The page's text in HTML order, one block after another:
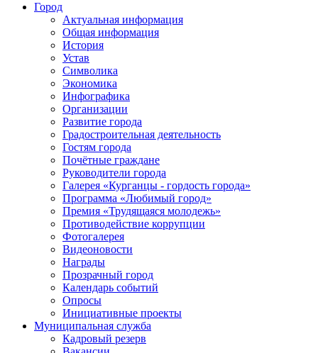
Город
Актуальная информация
Общая информация
История
Устав
Символика
Экономика
Инфографика
Организации
Развитие города
Градостроительная деятельность
Гостям города
Почётные граждане
Руководители города
Галерея «Курганцы - гордость города»
Программа «Любимый город»
Премия «Трудящаяся молодежь»
Противодействие коррупции
Фотогалерея
Видеоновости
Награды
Прозрачный город
Календарь событий
Опросы
Инициативные проекты
Муниципальная служба
Кадровый резерв